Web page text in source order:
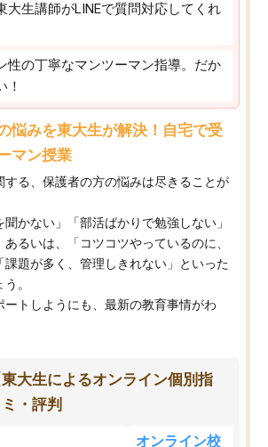
大生講師がLINEで質問対応してくれ
性の丁寧なマンツーマン指導。だか
！
悩みを東大生が解決！自宅で受
マン授業
する、保護者の方の悩みは尽きることが
聞かない」「部活ばかりで勉強しない」
あるいは、「コツコツやっているのに、
課題が多く、管理しきれない」といった
。
ートしようにも、最新の教育事情がわ
東大生によるオンライン個別指
・評判
オンライン校